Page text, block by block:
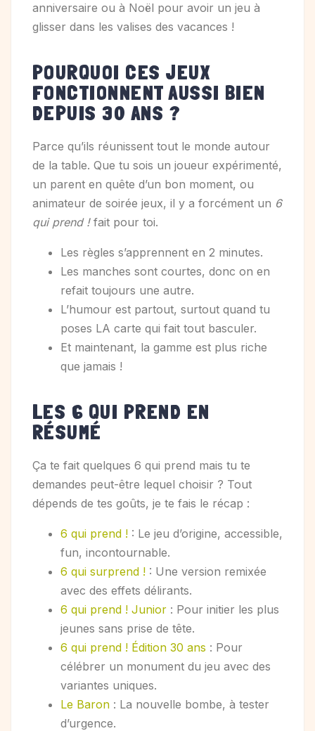
anniversaire ou à Noël pour avoir un jeu à
glisser dans les valises des vacances !
POURQUOI CES JEUX
FONCTIONNENT AUSSI BIEN
DEPUIS 30 ANS ?
Parce qu’ils réunissent tout le monde autour
de la table. Que tu sois un joueur expérimenté,
un parent en quête d’un bon moment, ou
animateur de soirée jeux, il y a forcément un 6
qui prend !fait pour toi.
Les règles s’apprennent en 2 minutes.
Les manches sont courtes, donc on en
refait toujours une autre.
L’humour est partout, surtout quand tu
poses LA carte qui fait tout basculer.
Et maintenant, la gamme est plus riche
que jamais !
LES 6 QUI PREND EN
RÉSUMÉ
Ça te fait quelques 6 qui prend mais tu te
demandes peut-être lequel choisir ? Tout
dépends de tes goûts, je te fais le récap :
6 qui prend ! : Le jeu d’origine, accessible,
fun, incontournable.
6 qui surprend ! : Une version remixée
avec des effets délirants.
6 qui prend ! Junior : Pour initier les plus
jeunes sans prise de tête.
6 qui prend ! Édition 30 ans : Pour
célébrer un monument du jeu avec des
variantes uniques.
Le Baron : La nouvelle bombe, à tester
d’urgence.